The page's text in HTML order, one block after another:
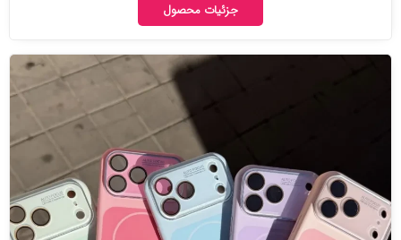
جزئیات محصول